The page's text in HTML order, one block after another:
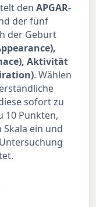
denAPGAR-
der fünf
der Geburt
Aktivität
. Wählen
sofort zu
10 Punkten,
ein und